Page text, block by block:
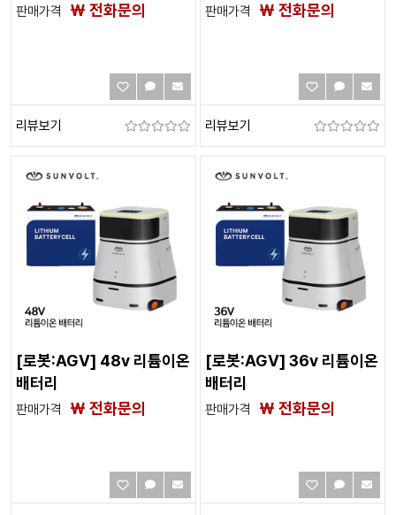
판매가격 ₩ 전화문의
리뷰보기
판매가격 ₩ 전화문의
리뷰보기
[로봇:AGV] 48v 리튬이온
배터리
판매가격 ₩ 전화문의
[로봇:AGV] 36v 리튬이온
배터리
판매가격 ₩ 전화문의